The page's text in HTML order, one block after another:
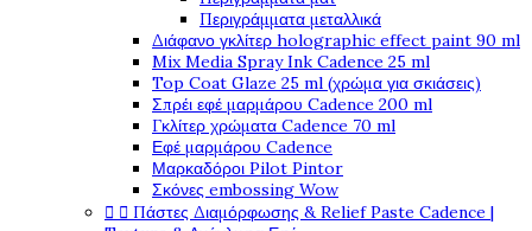
Περιγράμματα μεταλλικά
Διάφανο γκλίτερ holographic effect paint 90 ml
Mix Media Spray Ink Cadence 25 ml
Top Coat Glaze 25 ml (χρώμα για σκιάσεις)
Σπρέι εφέ μαρμάρου Cadence 200 ml
Γκλίτερ χρώματα Cadence 70 ml
Εφέ μαρμάρου Cadence
Μαρκαδόροι Pilot Pintor
Σκόνες embossing Wow
  Πάστες Διαμόρφωσης & Relief Paste Cadence |